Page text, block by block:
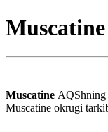
Muscatine AQShning
Muscatine okrugi